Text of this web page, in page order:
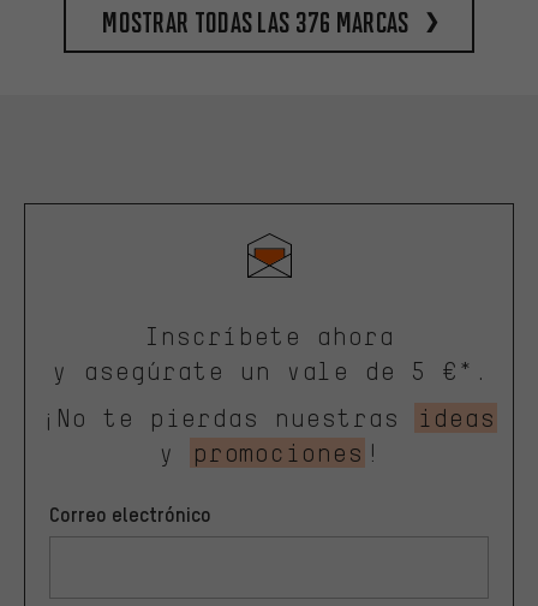
Mostrar todas las 376 marcas
Inscríbete ahora
y asegúrate un vale de 5 €*.
¡No te pierdas nuestras
ideas
y
promociones !
Correo electrónico